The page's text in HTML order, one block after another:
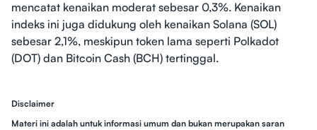
mencatat kenaikan moderat sebesar 0,3%. Kenaikan
indeks ini juga didukung oleh kenaikan Solana (SOL)
sebesar 2,1%, meskipun token lama seperti Polkadot
(DOT) dan Bitcoin Cash (BCH) tertinggal.
Disclaimer
Materi ini adalah untuk informasi umum dan bukan merupakan saran